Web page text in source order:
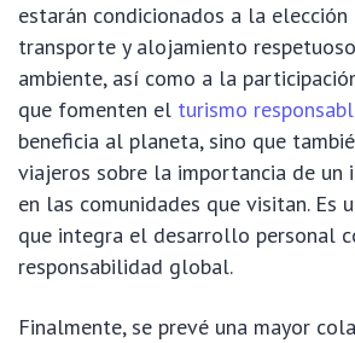
estarán condicionados a la
transporte y alojamiento
ambiente, así como a la
que fomenten el turismo
beneficia al planeta, sino que
viajeros sobre la importancia de un
en las comunidades que visitan. Es
que integra el desarrollo personal
responsabilidad global.
Finalmente, se prevé una mayor